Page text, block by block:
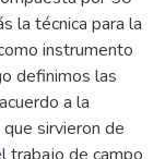
la técnica para la
instrumento
definimos las
a la
sirvieron de